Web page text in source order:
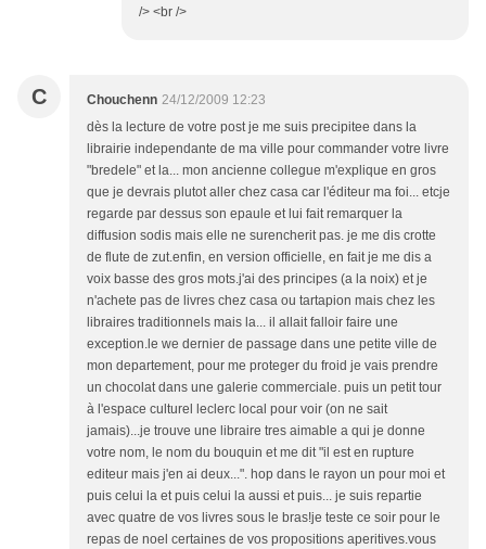
/> <br />
C Chouchenn 24/12/2009 12:23
dès la lecture de votre post je me suis precipitee dans la
librairie independante de ma ville pour commander votre livre
"bredele" et la... mon ancienne collegue m'explique en gros
que je devrais plutot aller chez casa car l'éditeur ma foi... etcje
regarde par dessus son epaule et lui fait remarquer la
diffusion sodis mais elle ne surencherit pas. je me dis crotte
de flute de zut.enfin, en version officielle, en fait je me dis a
voix basse des gros mots.j'ai des principes (a la noix) et je
n'achete pas de livres chez casa ou tartapion mais chez les
libraires traditionnels mais la... il allait falloir faire une
exception.le we dernier de passage dans une petite ville de
mon departement, pour me proteger du froid je vais prendre
un chocolat dans une galerie commerciale. puis un petit tour
à l'espace culturel leclerc local pour voir (on ne sait
jamais)...je trouve une libraire tres aimable a qui je donne
votre nom, le nom du bouquin et me dit "il est en rupture
editeur mais j'en ai deux...". hop dans le rayon un pour moi et
puis celui la et puis celui la aussi et puis... je suis repartie
avec quatre de vos livres sous le bras!je teste ce soir pour le
repas de noel certaines de vos propositions aperitives.vous